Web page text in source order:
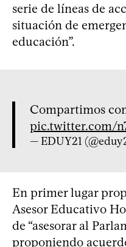
serie de líneas de
situación de
educación”.
Compartimos
pic.twitter.com/
— EDUY21
En primer lugar
Asesor Educativo
de “asesorar al
proponiendo